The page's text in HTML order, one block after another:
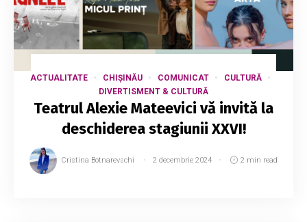
ACTUALITATE CHIȘINĂU COMUNICAT
CULTURĂ
DIVERTISMENT & CULTURĂ
Teatrul Alexie Mateevici vă invită la
deschiderea stagiunii XXVI!
Cristina Botnarevschi 2 decembrie 2024 2 min read